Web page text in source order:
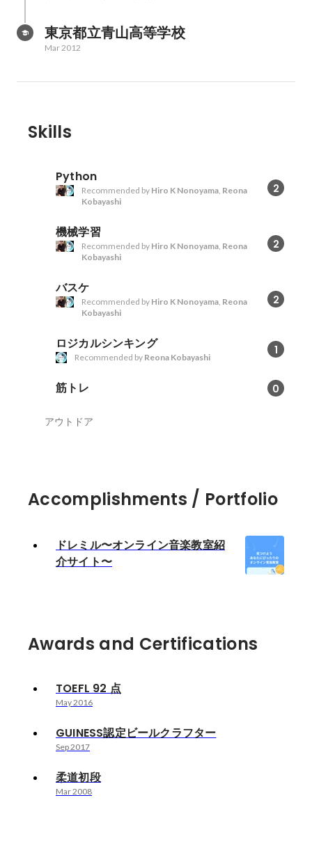
東京都立青山高等学校
Mar 2012
Skills
Python
2
Recommended by Hiro K Nonoyama, Reona
Kobayashi
機械学習
2
Recommended by Hiro K Nonoyama, Reona
Kobayashi
バスケ
2
Recommended by Hiro K Nonoyama, Reona
Kobayashi
ロジカルシンキング 1
Recommended by Reona Kobayashi
筋トレ 0
アウトドア
Accomplishments / Portfolio
ドレミル〜オンライン音楽教室紹
介サイト〜
Awards and Certifications
TOEFL 92 点
May 2016
GUINESS認定ビールクラフター
Sep 2017
柔道初段
Mar 2008